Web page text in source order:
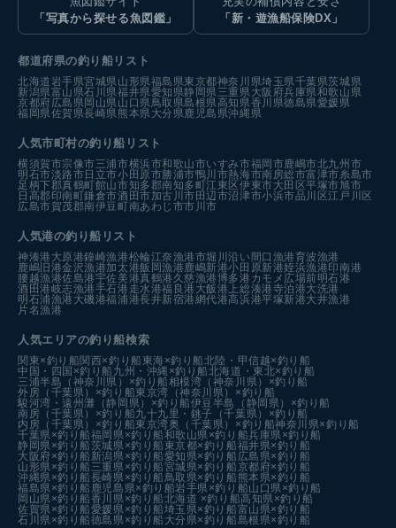
「写真から探せる魚図鑑」
「新・遊漁船保険DX」
都道府県の釣り船リスト
北海道岩手県宮城県山形県福島県東京都神奈川県埼玉県千葉県茨城県
新潟県富山県石川県福井県愛知県静岡県三重県大阪府兵庫県和歌山県
京都府広島県岡山県山口県鳥取県島根県高知県香川県徳島県愛媛県
福岡県佐賀県長崎県熊本県大分県鹿児島県沖縄県
人気市町村の釣り船リスト
横須賀市宗像市三浦市横浜市和歌山市いすみ市福岡市鹿嶋市北九州市
明石市淡路市 日立市小田原市勝浦市鴨川市熱海市南房総市富津市糸島市
足柄下郡真鶴町館山市知多郡南知多町江東区伊東市大田区平塚市旭市
日高郡印南町鎌倉市酒田市加古川市 田辺市沼津市小浜市品川区江戸川区
広島市賀茂郡南伊豆町南あわじ市市川市
人気港の釣り船リスト
神湊港 大原港鐘崎漁港松輪江奈漁港市堀川沿い 間口漁港育波漁港
鹿嶋旧港金沢漁港加太港飯岡漁港鹿嶋新港小田原新港姪浜漁港印南港
腰越漁港佐島港宇佐美港真鶴港 久慈漁港博多港カモメ広場前明石港
酒田港岐志漁港手石港 走水港福良港 大飯港 上総湊港寺泊港大洗港
明石浦漁港 大磯港福浦港長井新宿港網代港高浜港平塚新港大井漁港
片名漁港
人気エリアの釣り船検索
関東×釣り船関西×釣り船 東海×釣り船北陸・甲信越×釣り船
中国・四国×釣り船 九州・沖縄×釣り船北海道・東北×釣り船
三浦半島（神奈川県）×釣り船相模湾（神奈川県）×釣り船
外房（千葉県）×釣り船東京湾（神奈川県）×釣り船
駿河湾・遠州灘（静岡県）×釣り船伊豆半島（静岡県）×釣り船
南房（千葉県）×釣り船九十九里・銚子（千葉県）×釣り船
内房（千葉県）×釣り船東京湾奥（千葉県）×釣り船神奈川県×釣り船
千葉県×釣り船福岡県×釣り船和歌山県×釣り船兵庫県×釣り船
静岡県×釣り船茨城県×釣り船 東京都×釣り船福井県×釣り船
大阪府×釣り船 新潟県×釣り船愛知県×釣り船 広島県×釣り船
山形県×釣り船 三重県×釣り船宮城県×釣り船京都府×釣り船
沖縄県×釣り船長崎県×釣り船鳥取県×釣り船 熊本県×釣り船
福島県×釣り船 鹿児島県×釣り船岩手県×釣り船山口県×釣り船
岡山県×釣り船香川県×釣り船北海道 ×釣り船高知県×釣り船
佐賀県×釣り船愛媛県×釣り船埼玉県×釣り船富山県×釣り船
石川県×釣り船徳島県×釣り船 大分県×釣り船島根県×釣り船